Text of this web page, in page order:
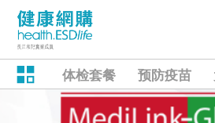
体检套餐 预防疫苗